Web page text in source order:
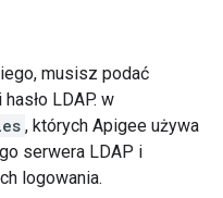
musisz podać
LDAP. w
, których Apigee używa
serwera LDAP i
logowania.